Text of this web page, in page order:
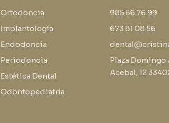
Ortodoncia
Implantología
Endodoncia
Periodoncia
Estética Dental
Odontopediatría
985 56 76 99
673 81 08 56
Plaza Domingo
Acebal, 12